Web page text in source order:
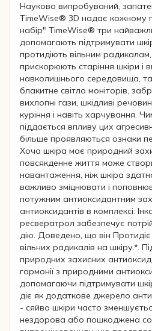
Науково випробуваний,
TimeWise® 3D надає кожному
набір" TimeWise® три
допомагають підтримувати
протидіють вільним радикалам,
прискорюють старіння шкіри і
навколишнього середовища,
блакитне світло моніторів,
вихлопні гази, шкідливі
куріння і навіть харчування.
піддається впливу цих
більше проявляються ознаки
Хоча шкіра має природний
повсякденне життя може
навантаження, ніж шкіра
важливо зміцнювати і
потужним антиоксидантним
антиоксидантів в комплексі:
ресвератрол забезпечує
дію. Доведено, що він
вільних радикалів на шкіру.*.
природних захисних
гармонії з природними
допомагаючи підтримувати
діє як додаткове джерело
- сяйво шкіри часто
нездорова або пошкоджена